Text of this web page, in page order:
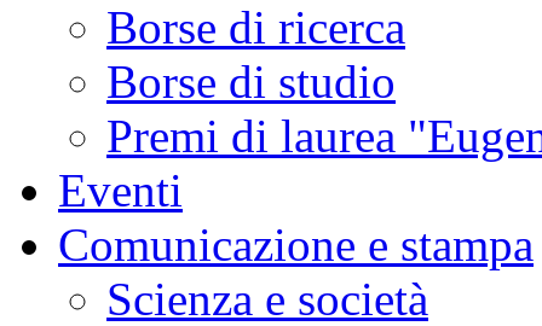
Borse di ricerca
Borse di studio
Premi di laurea
Eventi
Comunicazione e stampa
Scienza e società